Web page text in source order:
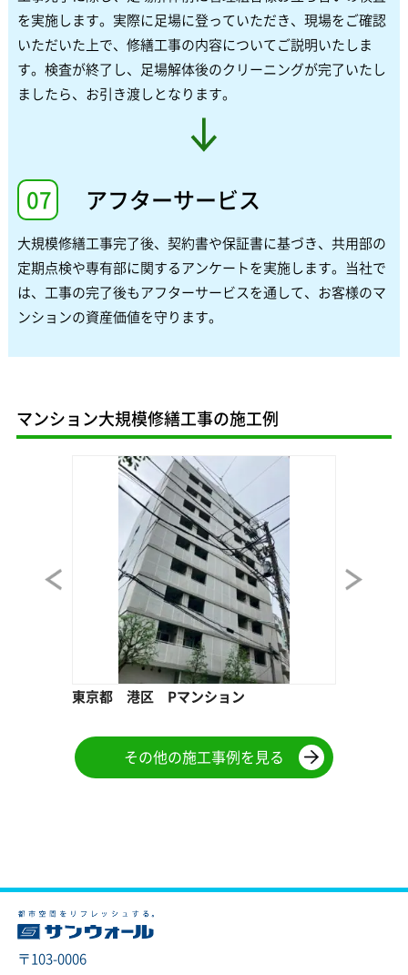
を実施します。実際に足場に登っていただき、現場をご確認
いただいた上で、修繕工事の内容についてご説明いたしま
す。検査が終了し、足場解体後のクリーニングが完了いたし
ましたら、お引き渡しとなります。
07 アフターサービス
大規模修繕工事完了後、契約書や保証書に基づき、共用部の
定期点検や専有部に関するアンケートを実施します。当社で
は、工事の完了後もアフターサービスを通して、お客様のマ
ンションの資産価値を守ります。
マンション大規模修繕工事の施工例
東京都 港区 Pマンション
その他の施工事例を見る
〒103-0006